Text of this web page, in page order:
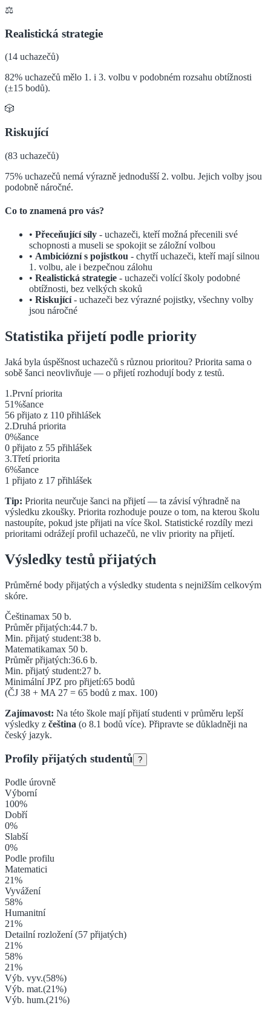
⚖️
Realistická strategie
(14 uchazečů)
82% uchazečů mělo 1. i 3. volbu v podobném rozsahu obtížnosti
(±15 bodů).
🎲
Riskující
(83 uchazečů)
75% uchazečů nemá výrazně jednodušší 2. volbu. Jejich volby jsou
podobně náročné.
Co to znamená pro vás?
• Přeceňující síly - uchazeči, kteří možná přecenili své
schopnosti a museli se spokojit se záložní volbou
• Ambiciózní s pojistkou - chytří uchazeči, kteří mají silnou
1. volbu, ale i bezpečnou zálohu
• Realistická strategie - uchazeči volící školy podobné
obtížnosti, bez velkých skoků
• Riskující- uchazeči bez výrazné pojistky, všechny volby
jsou náročné
Statistika přijetí podle priority
Jaká byla úspěšnost uchazečů s různou prioritou? Priorita sama o
sobě šanci neovlivňuje — o přijetí rozhodují body z testů.
1 .Prvnípriorita
51%šance
56 přijato z 110 přihlášek
2.Druhá priorita
0%šance
0 přijato z 55 přihlášek
3.Třetípriorita
6%šance
1 přijato z 17 přihlášek
Tip: Priorita neurčuje šanci na přijetí — ta závisí výhradně na
výsledku zkoušky. Priorita rozhoduje pouze o tom, na kterou školu
nastoupíte, pokud jste přijati na více škol. Statistické rozdíly mezi
prioritami odrážejí profil uchazečů, ne vliv priority na přijetí.
Výsledky testů přijatých
Průměrné body přijatých a výsledky studenta s nejnižším celkovým
skóre.
Češtinamax 50 b.
Průměr přijatých:44.7 b.
Min. přijatý student:38 b.
Matematikamax 50 b.
Průměr přijatých:36.6 b.
Min. přijatý student:27 b.
Minimální JPZ pro přijetí:65 bodů
(ČJ 38 + MA 27 = 65 bodů z max. 100)
Zajímavost: Na této škole mají přijatí studenti v průměru lepší
výsledky z čeština (o 8.1 bodů více). Připravte se důkladněji na
český jazyk.
Profily přijatých studentů ?
Podle úrovně
Výborní
100%
Dobří
0%
Slabší
0%
Podle profilu
Matematici
21%
Vyvážení
58%
Humanitní
21%
Detailní rozložení (57 přijatých)
21%
58%
21%
Výb. vyv.(58%)
Výb. mat.(21%)
Výb. hum.(21%)